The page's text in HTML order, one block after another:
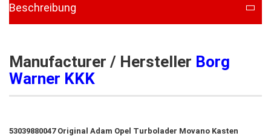
Beschreibung
Manufacturer / Hersteller Borg
Warner KKK
53039880047 Original Adam Opel Turbolader Movano Kasten